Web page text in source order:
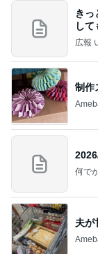
きっ
し
だろ
広報
制作
何で
夫が